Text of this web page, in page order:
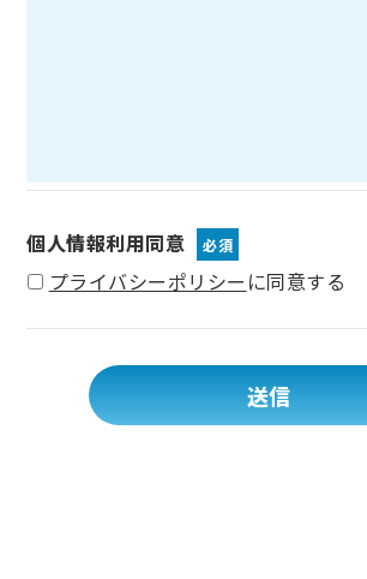
個人情報利用同意 必須
プライバシーポリシー に同意する
送信